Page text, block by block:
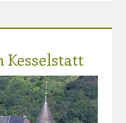
Kesselstatt